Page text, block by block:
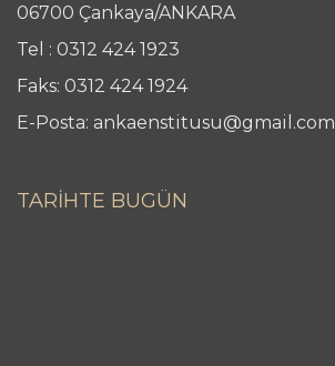
06700 Çankaya/ANKARA
Tel : 0312 424 1923
Faks: 0312 424 1924
E-Posta: ankaenstitusu@gmail.com
TARİHTE BUGÜN